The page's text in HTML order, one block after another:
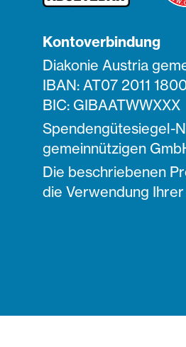
Kontoverbindung
Diakonie Austria
IBAN: AT07 2011
BIC: GIBAATWWXXX
Spendengütesiegel-
gemeinnützigen
Die beschriebenen
die Verwendung